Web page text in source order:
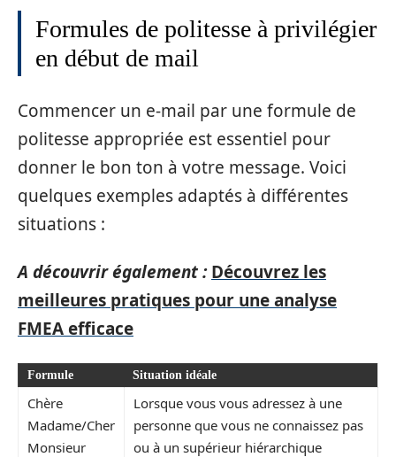
Formules de politesse à privilégier
en début de mail
Commencer un e-mail par une formule de
politesse appropriée est essentiel pour
donner le bon ton à votre message. Voici
quelques exemples adaptés à différentes
situations :
A découvrir également : Découvrez les
meilleures pratiques pour une analyse
FMEA efficace
Formule Situation idéale
Chère
Madame/Cher
Monsieur
Lorsque vous vous adressez à une
personne que vous ne connaissez pas
ou à un supérieur hiérarchique